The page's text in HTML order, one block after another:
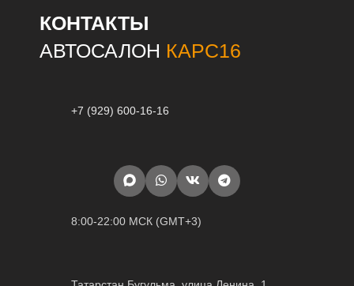
КОНТАКТЫ
АВТОСАЛОН КАРС16
+7 (929) 600-16-16
8:00-22:00 МСК (GMT+3)